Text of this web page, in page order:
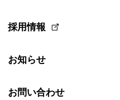
採用情報
お知らせ
お問い合わせ